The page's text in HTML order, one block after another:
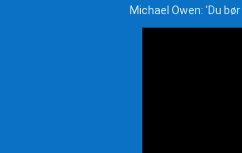
Michael Owen: 'Du